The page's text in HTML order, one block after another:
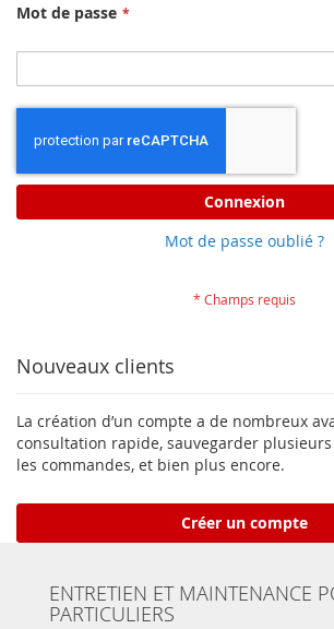
Mot de passe
Connexion
Mot de passe oublié ?
Nouveaux clients
La création d’un compte a de nombreux
consultation rapide, sauvegarder
les commandes, et bien plus encore.
Créer un compte
ENTRETIEN ET MAINTENANCE
PARTICULIERS